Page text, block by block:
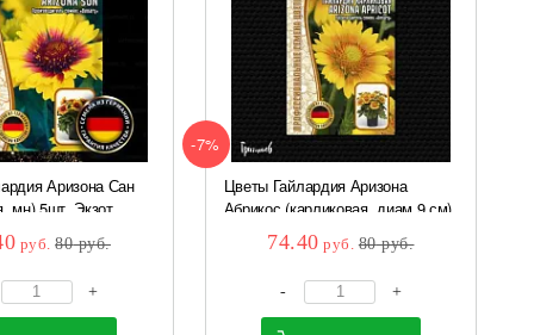
Аризона Сан
мн) 5шт. Экзот
руб. 80руб.
+
-7%
Цветы Гайлардия Аризона
Абрикос (карликовая, диам 9 см)
5 шт Экзоты
74.40 руб. 80руб.
- +